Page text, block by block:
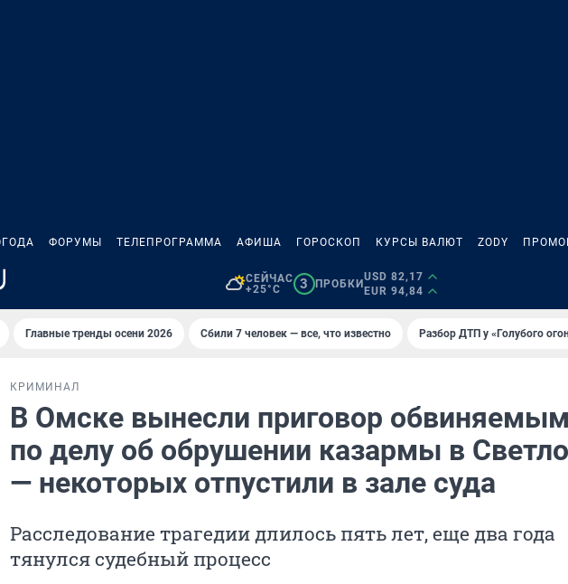
ФОРУМЫ ТЕЛЕПРОГРАММА АФИША ГОРОСКОП КУРСЫ ВАЛЮТ ZODY
СЕЙЧАС
+25°C
3 ПРОБКИ
USD 82,17
EUR 94,84
Главные тренды осени 2026 Сбили 7 человек — все, что известно Разбор ДТП у «Голубого
КРИМИНАЛ
В Омске вынесли приговор обвиняемым
по делу об обрушении казармы в
— некоторых отпустили в зале суда
Расследование трагедии длилось пять лет, еще два года
тянулся судебный процесс